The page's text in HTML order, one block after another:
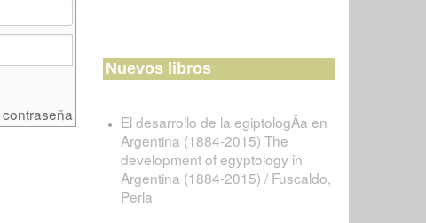
Nuevos libros
El desarrollo de la egiptologÃ­a en
Argentina (1884-2015) The
development of egyptology in
Argentina (1884-2015) / Fuscaldo,
Perla